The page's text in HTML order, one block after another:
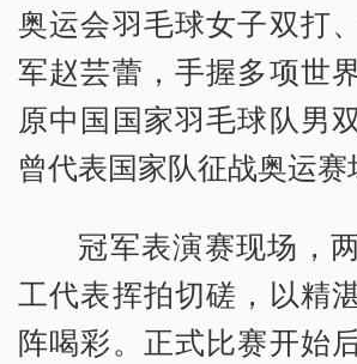
奥运会羽毛球女子双打
军赵芸蕾，手握多项世
原中国国家羽毛球队男
曾代表国家队征战奥运赛
冠军表演赛现场，
工代表挥拍切磋，以精
阵喝彩。正式比赛开始